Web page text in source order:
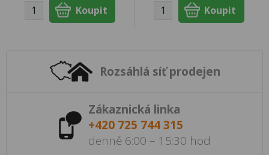
Rozsáhlá síť prodejen
Zákaznická linka
+420 725 744 315
denně 6:00 – 15:30 hod